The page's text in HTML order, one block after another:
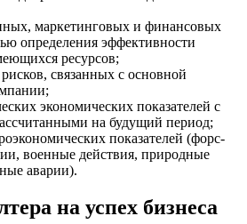
маркетинговых и финансовых
определения эффективности
ресурсов;
связанных с основной
экономических показателей с
на будущий период;
показателей (форс-
военные действия, природные
аварии).
на успех бизнеса